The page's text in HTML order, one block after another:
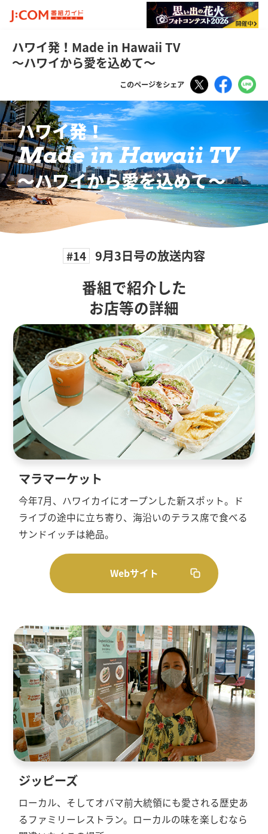
ハワイ発！Made in Hawaii TV
～ハワイから愛を込めて～
このページをシェア Tweet
ハワイ発！
Made in Hawaii TV
〜ハワイから愛を込めて〜
#14 9月3日号の放送内容
番組で紹介した
お店等の詳細
マラマーケット
今年7月、ハワイカイにオープンした新スポット。ド
ライブの途中に立ち寄り、海沿いのテラス席で食べる
サンドイッチは絶品。
Webサイト
ジッピーズ
ローカル、そしてオバマ前大統領にも愛される歴史あ
るファミリーレストラン。ローカルの味を楽しむなら